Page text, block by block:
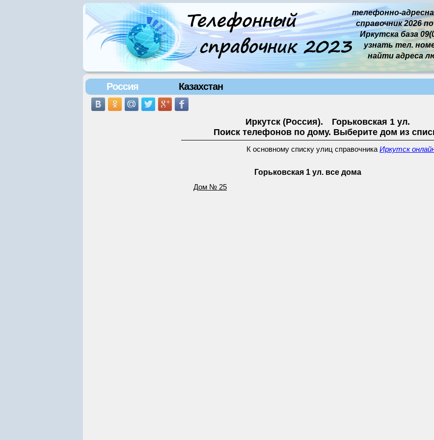
телефонно-
справочник 2026
Иркутска база
узнать тел.
найти адреса
Россия Казахстан
Иркутск (Россия). Горьковская 1 ул.
Поиск телефонов по дому. Выберите дом из
К основному списку улиц справочника Иркутск
Горьковская 1 ул. все дома
Дом № 25